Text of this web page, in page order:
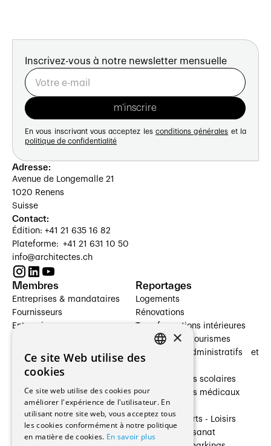
Inscrivez-vous à notre newsletter mensuelle
En vous inscrivant vous acceptez les conditions générales et la
politique de confidentialité
Adresse:
Avenue de Longemalle 21
1020 Renens
Suisse
Contact:
Édition: +41 21 635 16 82
Plateforme: +41 21 631 10 50
info@architectes.ch
Membres
Entreprises & mandataires
Fournisseurs
Entreprises
Architectes paysagistes
Architectes d'intérieur
Entreprises générales
Ingénieurs et mandataires
Fabricants / Fournisseurs
Reportages
Logements
Rénovations
Transformations intérieures
Hôtelleries et tourismes
Bâtiments administratifs et
Établissements scolaires
Établissements médicaux
Villas
Cultures - Sports - Loisirs
Industrie - Artisanat
×
Ce site Web utilise des
cookies
Ce site web utilise des cookies pour
améliorer l'expérience de l'utilisateur. En
utilisant notre site web, vous acceptez tous
les cookies conformément à notre politique
en matière de cookies. En savoir plus